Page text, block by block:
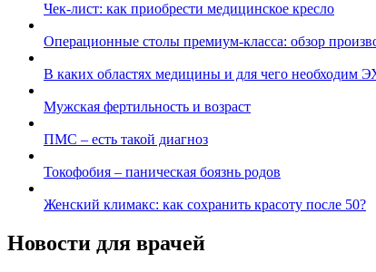
Чек-лист: как приобрести медицинское кресло
Операционные столы премиум-класса: обзор
В каких областях медицины и для чего необходим
Мужская фертильность и возраст
ПМС – есть такой диагноз
Токофобия – паническая боязнь родов
Женский климакс: как сохранить красоту после 50?
Новости для врачей